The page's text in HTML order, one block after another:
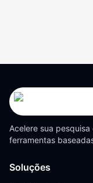
Acelere sua
ferramentas
Soluções